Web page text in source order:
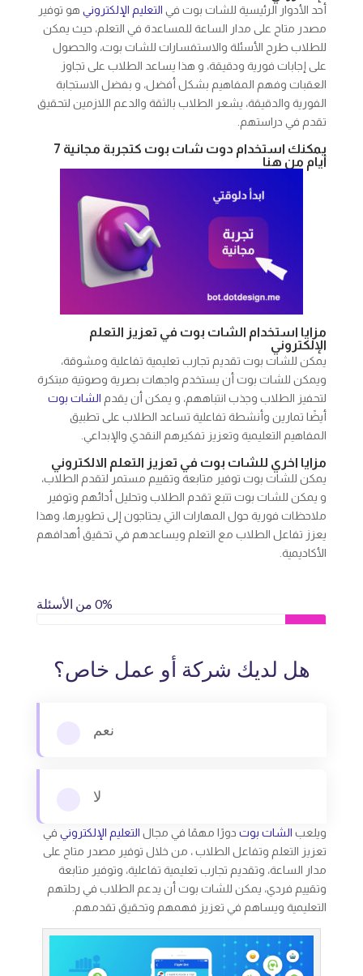
أحد الأدوار الرئيسية للشات بوت في التعليم الإلكترونيهو توفير
مصدر متاح على مدار الساعة للمساعدة في التعلم، حيث يمكن
للطلاب طرح الأسئلة والاستفسارات للشات بوت، والحصول
على إجابات فورية ودقيقة، و هذا يساعد الطلاب على تجاوز
العقبات وفهم المفاهيم بشكل أفضل، و بفضل الاستجابة
الفورية والدقيقة، يشعر الطلاب بالثقة والدعم اللازمين لتحقيق
تقدم في دراستهم.
يمكنك استخدام دوت شات بوت كتجربة مجانية 7
أيام من هنا
مزايا استخدام الشات بوت في تعزيز التعلم
الإلكتروني
يمكن للشات بوت تقديم تجارب تعليمية تفاعلية ومشوقة،
ويمكن للشات بوت أن يستخدم واجهات بصرية وصوتية مبتكرة
لتحفيز الطلاب وجذب انتباههم، و يمكن أن يقدم الشات بوت
أيضًا تمارين وأنشطة تفاعلية تساعد الطلاب على تطبيق
المفاهيم التعليمية وتعزيز تفكيرهم النقدي والإبداعي.
مزايا اخري للشات بوت في تعزيز التعلم الالكتروني
يمكن للشات بوت توفير متابعة وتقييم مستمر لتقدم الطلاب،
و يمكن للشات بوت تتبع تقدم الطلاب وتحليل أدائهم وتوفير
ملاحظات فورية حول المهارات التي يحتاجون إلى تطويرها، وهذا
يعزز تفاعل الطلاب مع التعلم ويساعدهم في تحقيق أهدافهم
الأكاديمية.
0% من الأسئلة
هل لديك شركة أو عمل خاص؟
نعم
لا
ويلعب الشات بوتدورًا مهمًا في مجال التعليم الإلكترونيفي
تعزيز التعلم وتفاعل الطلاب ، من خلال توفير مصدر متاح على
مدار الساعة، وتقديم تجارب تعليمية تفاعلية، وتوفير متابعة
وتقييم فردي، يمكن للشات بوت أن يدعم الطلاب في رحلتهم
التعليمية ويساهم في تعزيز فهمهم وتحقيق تقدمهم.